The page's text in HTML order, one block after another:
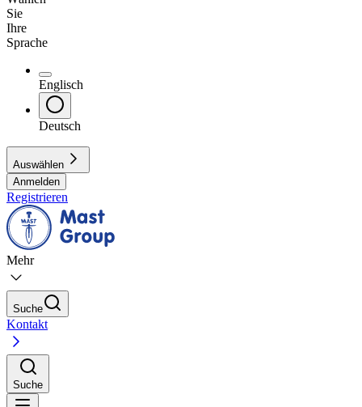
Sie
Ihre
Sprache
Englisch
Deutsch
Auswählen
Anmelden
Registrieren
Mehr
Suche
Kontakt
Suche